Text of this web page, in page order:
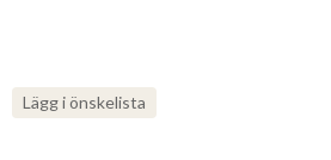
Lägg i önskelista